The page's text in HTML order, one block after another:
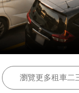
瀏覽更多租車二